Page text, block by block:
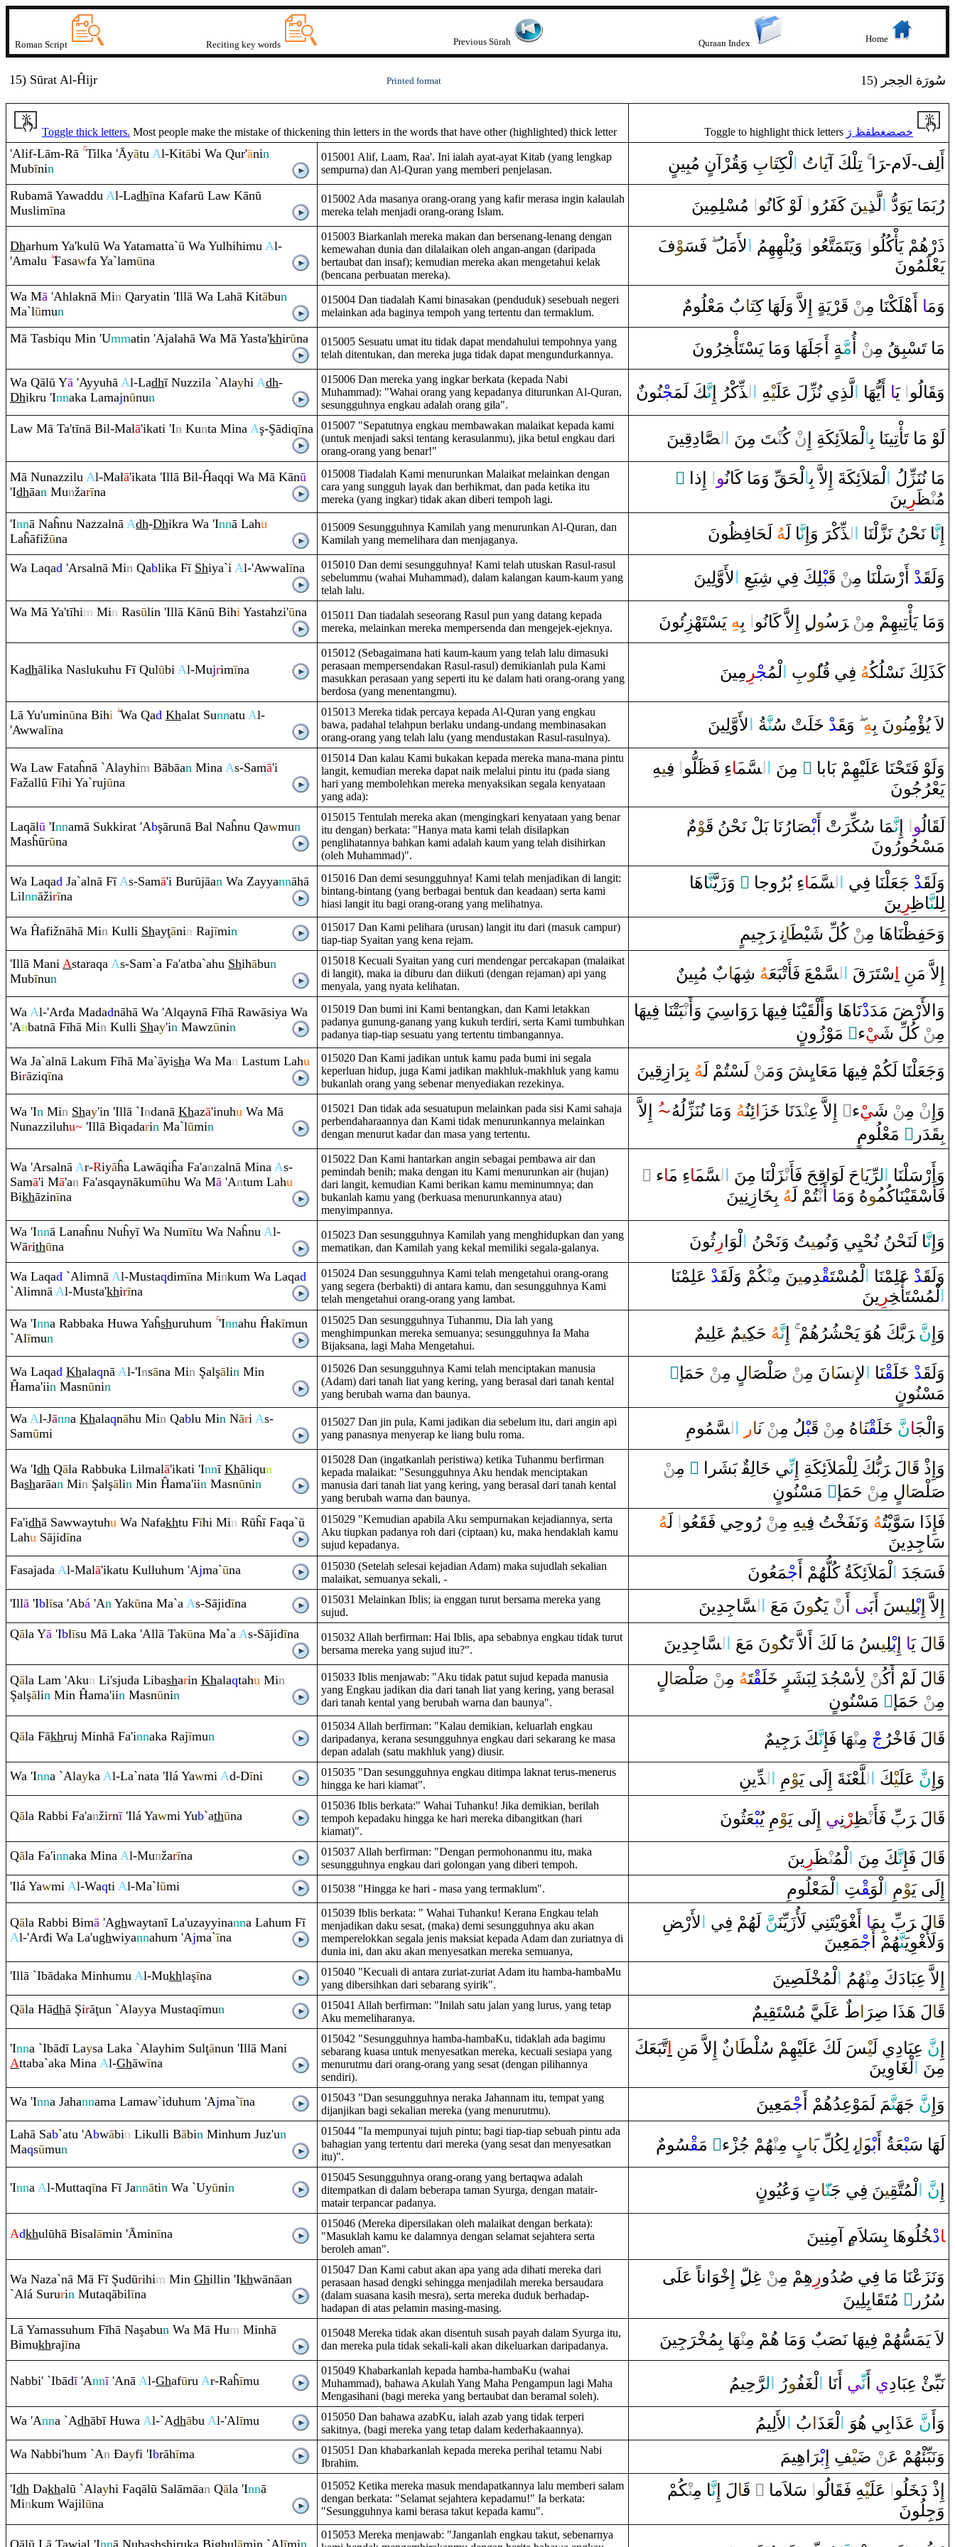
Roman Script Reciting key words Previous Sūrah Quraan Index Home
15) Sūrat Al-Ĥijr Printed format 15) سُورَة الحِجر
Toggle thick letters. Most people make the mistake of thickening thin letters in the words that have other (highlighted) thick letter Toggle to highlight thick letters خصضغطقظ رَ
'Alif-Lām-Rā Tilka 'Āyātu Al-Kitābi Wa Qur'ānin
Mubīnin
015001 Alif, Laam, Raa'. Ini ialah ayat-ayat Kitab (yang lengkap
sempurna) dan Al-Quran yang memberi penjelasan.
أَلِف-لَام-‍رَ ‌ا‌ تِلْكَ ‌آي‍‍َ‍اتُ لْكِت‍‍َ‍ابِ ‌وَ‍قُ‍‍رْ‌آن ‌ مُبِينٍ
Rubamā Yawaddu Al-Ladhīna Kafarū Law Kānū
Muslimīna
015002 Ada masanya orang-orang yang kafir merasa ingin kalaulah
mereka telah menjadi orang-orang Islam.
رُبَمَا‌ يَوَ‌دُّ‌ لَّذ‍ِ‍ي‍‍نَ كَفَرُ‌و ‌ لَوْ‌ كَانُو ‌ مُسْلِمِينَ
Dharhum Ya'kulū Wa Yatamatta`ū Wa Yulhihimu Al-
'Amalu Fasawfa Ya`lamūna
015003 Biarkanlah mereka makan dan bersenang-lenang dengan
kemewahan dunia dan dilalaikan oleh angan-angan (daripada
bertaubat dan insaf); kemudian mereka akan mengetahui kelak
(bencana perbuatan mereka).
ذَ‌رْهُمْ يَأْكُلُو ‌ ‌وَيَتَمَتَّعُو ‌ ‌وَيُلْهِهِمُ لأَمَلُ فَسَ‍‍وْفَ
يَعْلَمُونَ
Wa Mā 'Ahlaknā Min Qaryatin 'Illā Wa Lahā Kitābun
Ma`lūmun
015004 Dan tiadalah Kami binasakan (penduduk) sesebuah negeri
melainkan ada baginya tempoh yang tertentu dan termaklum.
وَمَ‍‍ا ‌ ‌أَهْلَكْنَا‌ مِ‍‌‍ن قَ‍‍رْيَة‌ ‌ ‌إِلاَّ‌ ‌وَلَهَا‌ كِت‍‍َ‍اب ‌ مَعْلُومٌ
Mā Tasbiqu Min 'Ummatin 'Ajalahā Wa Mā Yasta'khirūna
015005 Sesuatu umat itu tidak dapat mendahului tempohnya yang
telah ditentukan, dan mereka juga tidak dapat mengundurkannya.
مَا‌ تَسْبِ‍‍قُ مِ‍‌‍ن مَّ‍‍ةٍ ‌أَجَلَهَا‌ ‌وَمَا‌ يَسْتَأْ‍خِ‍‍رُ‌ونَ
Wa Qālū Yā 'Ayyuhā Al-Ladhī Nuzzila `Alayhi Adh-
Dhikru 'Innaka Lamajnūnun
015006 Dan mereka yang ingkar berkata (kepada Nabi
Muhammad): "Wahai orang yang kepadanya diturunkan Al-Quran,
sesungguhnya engkau adalah orang gila".
وَ‍قَ‍‍الُو ‌ يَ‍‍ا ‌ ‌أَيُّهَا‌ لَّذِي نُزِّلَ عَلَ‍‍يْ‍‍هِ ل‍‍ذِّكْرُ‌ ‌إِنَّ‍‍كَ لَمَ‍‍جْ‍‍نُونٌ
Law Mā Ta'tīnā Bil-Malā'ikati 'In Kunta Mina Aş-Şādiqīna
015007 "Sepatutnya engkau membawakan malaikat kepada kami
(untuk menjadi saksi tentang kerasulanmu), jika betul engkau dari
orang-orang yang benar!"
لَوْ‌ مَا‌ تَأْتِينَا‌ بِ‍الْمَلاَئِكَةِ ‌إِ‌ ن ْ كُ‍‌‍نْ‍‍تَ مِنَ ل‍‍صَّ‍‍ا‌دِقِ‍‍ينَ
Mā Nunazzilu Al-Malā'ikata 'Illā Bil-Ĥaqqi Wa Mā Kānū
'Idhāan Munžarīna
015008 Tiadalah Kami menurunkan Malaikat melainkan dengan
cara yang sungguh layak dan berhikmat, dan pada ketika itu
mereka (yang ingkar) tidak akan diberi tempoh lagi.
مَا‌ نُنَزِّلُ لْمَلاَئِكَةَ ‌إِلاَّ‌ بِ‍الْحَ‍‍قِّ ‌وَمَا‌ كَانُ‍‍و ‌ ‌إِ‌ذ‌ا ‌ ً
مُ‍‌‍نْ‍‍ظَ‍‍ر ِينَ
'Innā Naĥnu Nazzalnā Adh-Dhikra Wa 'Innā Lahu
Laĥāfižūna
015009 Sesungguhnya Kamilah yang menurunkan Al-Quran, dan
Kamilah yang memelihara dan menjaganya.
إِنَّ‍‍ا‌ نَحْنُ نَزَّلْنَا‌ ل‍‍ذِّكْ‍رَ ‌ ‌وَ‌إِنَّ‍‍ا‌ لَ‍‍هُ لَحَافِ‍‍ظُ‍‍ونَ
Wa Laqad 'Arsalnā Min Qablika Fī Shiya`i Al-'Awwalīna
015010 Dan demi sesungguhnya! Kami telah utuskan Rasul-rasul
sebelummu (wahai Muhammad), dalam kalangan kaum-kaum yang
telah lalu.
وَلَ‍قَ‍‍د ْ‌ ‌أَ‌رْسَلْنَا‌ مِ‍‌‍ن قَ‍‍بْ‍‍لِكَ فِي شِيَعِ لأَ‌وَّلِينَ
Wa Mā Ya'tīhim Min Rasūlin 'Illā Kānū Bihi Yastahzi'ūna
015011 Dan tiadalah seseorang Rasul pun yang datang kepada
mereka, melainkan mereka mempersenda dan mengejek-ejeknya.
وَمَا‌ يَأْتِيهِمْ مِ‍‌‍ن ْ ‌‍رَس‍‍ُ‍ول‌ ‌ ‌إِلاَّ‌ كَانُو ‌ بِ‍‍هِ يَسْتَهْزِئ‍‍ونَ
Kadhālika Naslukuhu Fī Qulūbi Al-Mujrimīna
015012 (Sebagaimana hati kaum-kaum yang telah lalu dimasuki
perasaan mempersendakan Rasul-rasul) demikianlah pula Kami
masukkan perasaan yang seperti itu ke dalam hati orang-orang yang
berdosa (yang menentangmu).
كَذَلِكَ نَسْلُكُ‍‍هُ فِي قُ‍‍ل‍‍ُ‍وبِ لْمُ‍‍جْ‍‍ر ِمِينَ
Lā Yu'uminūna Bihi Wa Qad Khalat Sunnatu Al-
'Awwalīna
015013 Mereka tidak percaya kepada Al-Quran yang engkau
bawa, padahal telahpun berlaku undang-undang membinasakan
orang-orang yang telah lalu (yang mendustakan Rasul-rasulnya).
لاَ‌ يُؤْمِن‍‍ُ‍ونَ بِ‍‍هِ ‌وَ‍قَ‍‍د خَ‍‍لَتْ سُ‍‍نَّ‍‍ةُ لأَ‌وَّلِينَ
Wa Law Fataĥnā `Alayhim Bābāan Mina As-Samā'i
Fažallū Fīhi Ya`rujūna
015014 Dan kalau Kami bukakan kepada mereka mana-mana pintu
langit, kemudian mereka dapat naik melalui pintu itu (pada siang
hari yang membolehkan mereka menyaksikan segala kenyataan
yang ada):
وَلَوْ‌ فَتَحْنَا‌ عَلَيْهِمْ بَابا ‌ ً ‌ مِنَ ل‍‍سَّم‍‍َ‍ا‌ءِ‌ فَ‍‍ظَ‍‍لُّو ‌ ف‍‍ِ‍ي‍‍هِ
يَعْرُجُونَ
Laqālū 'Innamā Sukkirat 'Abşārunā Bal Naĥnu Qawmun
Masĥūrūna
015015 Tentulah mereka akan (mengingkari kenyataan yang benar
itu dengan) berkata: "Hanya mata kami telah disilapkan
penglihatannya bahkan kami adalah kaum yang telah disihirkan
(oleh Muhammad)".
لَ‍قَ‍‍الُ‍‍و ‌ ‌إِنَّ‍‍مَا‌ سُكِّ‍رَ تْ ‌أَبْ‍‍صَ‍‍ا‌رُنَا‌ بَلْ نَحْنُ قَ‍‍وْم
مَسْحُو‌رُ‌ونَ
Wa Laqad Ja`alnā FīAs-Samā'i Burūjāan Wa Zayyannāhā
Lilnnāžirīna
015016 Dan demi sesungguhnya! Kami telah menjadikan di langit:
bintang-bintang (yang berbagai bentuk dan keadaan) serta kami
hiasi langit itu bagi orang-orang yang melihatnya.
وَلَ‍قَ‍‍د ْ‌ جَعَلْنَا‌ فِي ل‍‍سَّم‍‍َ‍ا‌ءِ‌ بُرُ‌وجا ‌ ً ‌ ‌وَ‌زَيَّ‍‍نَّ‍‍اهَا‌
لِل‍‍نَّ‍‍اظِ‍‍ر ِينَ
Wa Ĥafižnāhā Min Kulli Shayţānin Rajīmin
015017 Dan Kami pelihara (urusan) langit itu dari (masuk campur)
tiap-tiap Syaitan yang kena rejam.
وَحَفِ‍‍ظْ‍‍نَاهَا‌ مِ‍‌‍ن ْ كُلِّ شَيْ‍‍طَ‍‍ان‌ ‌‍رَ جِيمٍ
'Illā Mani Astaraqa As-Sam`a Fa'atba`ahu Shihābun
Mubīnun
015018 Kecuali Syaitan yang curi mendengar percakapan (malaikat
di langit), maka ia diburu dan diikuti (dengan rejaman) api yang
menyala, yang nyata kelihatan.
إِلاَّ‌ مَنِ سْتَ‍رَ قَ ل‍‍سَّمْعَ فَأَتْبَعَ‍‍هُ شِه‍‍َ‍اب ‌ مُبِينٌ
Wa Al-'Arđa Madadnāhā Wa 'Alqaynā Fīhā Rawāsiya Wa
'Anbatnā Fīhā Min Kulli Shay'in Mawzūnin
015019 Dan bumi ini Kami bentangkan, dan Kami letakkan
padanya gunung-ganang yang kukuh terdiri, serta Kami tumbuhkan
padanya tiap-tiap sesuatu yang tertentu timbangannya.
وَ‌الأَ‌رْ‍ضَ مَدَ‌دْنَاهَا‌ ‌وَ‌أَلْ‍‍قَ‍‍يْنَا‌ فِيهَا‌ ‌‍رَ ‌وَ‌اسِيَ ‌وَ‌أَ‌ نْ‍‍بَتْنَا‌ فِيهَا‌
مِ‍‌‍ن ْ كُلِّ شَ‍‍يْء‌ٍ ‌ مَوْ‌زُ‌ونٍ
Wa Ja`alnā Lakum Fīhā Ma`āyisha Wa Man Lastum Lahu
Birāziqīna
015020 Dan Kami jadikan untuk kamu pada bumi ini segala
keperluan hidup, juga Kami jadikan makhluk-makhluk yang kamu
bukanlah orang yang sebenar menyediakan rezekinya.
وَجَعَلْنَا‌ لَكُمْ فِيهَا‌ مَعَايِشَ ‌وَمَ‍‌‍ن ْ لَسْتُمْ لَ‍‍هُ بِ‍رَ ‌ا‌زِ قِ‍‍ينَ
Wa 'In Min Shay'in 'Illā `Indanā Khazā'inuhu Wa Mā
Nunazziluhu~ 'Illā Biqadarin Ma`lūmin
015021 Dan tidak ada sesuatupun melainkan pada sisi Kami sahaja
perbendaharaannya dan Kami tidak menurunkannya melainkan
dengan menurut kadar dan masa yang tertentu.
وَ‌إِ‌ ن ْ مِ‍‌‍ن ْ شَ‍‍يْء‌‌ٍ ‌ ‌إِلاَّ‌ عِ‍‌‍نْ‍‍دَنَا‌ خَ‍‍ز ئِنُ‍‍هُ ‌وَمَا‌ نُنَزِّلُهُ~ ُ ‌إِلاَّ‌
بِ‍‍قَ‍‍دَ‌ر ‌ٍ ‌ مَعْلُومٍ
Wa 'Arsalnā Ar-Riyāĥa Lawāqiĥa Fa'anzalnā Mina As-
Samā'i Mā'an Fa'asqaynākumūhu Wa Mā 'Antum Lahu
Bikhāzinīna
015022 Dan Kami hantarkan angin sebagai pembawa air dan
pemindah benih; maka dengan itu Kami menurunkan air (hujan)
dari langit, kemudian Kami berikan kamu meminumnya; dan
bukanlah kamu yang (berkuasa menurunkannya atau)
menyimpannya.
وَ‌أَ‌رْسَلْنَا‌ ل‍‍رِّي‍‍َ‍احَ لَوَ‌ا قِ‍‍حَ فَأَ‌نْ‍‍زَلْنَا‌ مِنَ ل‍‍سَّم‍‍َ‍ا‌ءِ‌ م‍‍َ‍ا‌ء‌ ‌ ً
فَأَسْ‍‍قَ‍‍يْنَاكُم‍‍ُ‍وهُ ‌وَمَ‍‍ا نْ‍‍تُمْ لَ‍‍هُ بِ‍‍خَ‍‍ا‌زِنِينَ
Wa 'Innā Lanaĥnu Nuĥyī Wa Numītu Wa Naĥnu Al-
Wārithūna
015023 Dan sesungguhnya Kamilah yang menghidupkan dan yang
mematikan, dan Kamilah yang kekal memiliki segala-galanya.
وَ‌إِنَّ‍‍ا‌ لَنَحْنُ نُحْيِي ‌وَنُم‍‍ِ‍ي‍‍تُ ‌وَنَحْنُ لْوَ‌ا ‌رِثُونَ
Wa Laqad `Alimnā Al-Mustaqdimīna Minkum Wa Laqad
`Alimnā Al-Musta'khirīna
015024 Dan sesungguhnya Kami telah mengetahui orang-orang
yang segera (berbakti) di antara kamu, dan sesungguhnya Kami
telah mengetahui orang-orang yang lambat.
وَلَ‍قَ‍‍د ْ‌ عَلِمْنَا‌ لْمُسْتَ‍‍قْ‍‍دِم‍‍ِ‍ي‍‍نَ مِ‍‌‍نْ‍‍كُمْ ‌وَلَ‍‍قَ‍‍د ْ‌ عَلِمْنَا‌
لْمُسْتَأْ‍خِ‍‍ر ِينَ
Wa 'Inna Rabbaka Huwa Yaĥshuruhum 'Innahu Ĥakīmun
`Alīmun
015025 Dan sesungguhnya Tuhanmu, Dia lah yang
menghimpunkan mereka semuanya; sesungguhnya Ia Maha
Bijaksana, lagi Maha Mengetahui.
وَ‌إِ نّ َ ‌‍رَبَّكَ هُوَ‌ يَحْشُرُهُمْ ‌إِنَّ‍‍هُ حَك‍‍ِ‍ي‍‍مٌ عَلِيمٌ
Wa Laqad Khalaqnā Al-'Insāna Min Şalşālin Min
Ĥama'iin Masnūnin
015026 Dan sesungguhnya Kami telah menciptakan manusia
(Adam) dari tanah liat yang kering, yang berasal dari tanah kental
yang berubah warna dan baunya.
وَلَ‍قَ‍‍د خَ‍‍لَ‍‍قْ‍‍نَا‌ لإِ‌ن‍‍س‍‍َ‍انَ مِ‍‌‍ن صَ‍‍لْ‍‍صَ‍‍ال ‌ مِ‍‌‍ن ْ حَمَإ‌ٍ
مَسْنُونٍ
Wa Al-Jānna Khalaqnāhu Min Qablu Min Nāri As-
Samūmi
015027 Dan jin pula, Kami jadikan dia sebelum itu, dari angin api
yang panasnya menyerap ke liang bulu roma.
وَ‌الْج‍‍َ‍انّ خَ‍‍لَ‍‍قْ‍‍ن‍‍َ‍اهُ مِ‍‌‍ن قَ‍‍بْ‍‍لُ مِ‍‌‍نْ ن‍‍َ‍ا‌ر ل‍‍سَّمُومِ
Wa 'Idh Qāla Rabbuka Lilmalā'ikati 'Innī Khāliqun
Basharāan Min Şalşālin Min Ĥama'iin Masnūnin
015028 Dan (ingatkanlah peristiwa) ketika Tuhanmu berfirman
kepada malaikat: "Sesungguhnya Aku hendak menciptakan
manusia dari tanah liat yang kering, yang berasal dari tanah kental
yang berubah warna dan baunya.
وَ‌إِ‌ذْ‌ قَ‍‍الَ ‌‍رَبُّكَ لِلْمَلاَئِكَةِ ‌إِنِّ‍‍ي خَ‍‍الِ‍‍ق‍‌ بَشَر‌ا ‌ ً ‌ مِ‍‌‍ن
صَ‍‍لْ‍‍صَ‍‍ال ‌ مِ‍‌‍ن ْ حَمَإ‌ٍ ‌ مَسْنُونٍ
Fa'idhā Sawwaytuhu Wa Nafakhtu Fīhi Min Rūĥī Faqa`ū
Lahu Sājidīna
015029 "Kemudian apabila Aku sempurnakan kejadiannya, serta
Aku tiupkan padanya roh dari (ciptaan) ku, maka hendaklah kamu
sujud kepadanya.
فَإِ‌ذَ‌ا‌ سَوَّيْتُ‍‍هُ ‌وَنَفَ‍‍خْ‍‍تُ ف‍‍ِ‍ي‍‍هِ مِ‍‌‍ن ْ ‌رُ‌وحِي فَ‍‍قَ‍‍عُو ‌ لَ‍‍هُ
سَاجِدِينَ
Fasajada Al-Malā'ikatu Kulluhum 'Ajma`ūna
015030 (Setelah selesai kejadian Adam) maka sujudlah sekalian
malaikat, semuanya sekali, -
فَسَجَدَ‌ لْمَلاَئِكَةُ كُلُّهُمْ ‌أَ جْ‍‍مَعُونَ
'Illā 'Iblīsa 'Abá 'An Yakūna Ma`a As-Sājidīna
015031 Melainkan Iblis; ia enggan turut bersama mereka yang
sujud.
إِلاَّ‌ ‌إِبْ‍‍ل‍‍ِ‍ي‍‍سَ ‌أَبَ‍‍ى ن ْ يَك‍‍ُ‍ونَ مَعَ ل‍‍سَّاجِدِينَ
Qāla Yā 'Iblīsu Mā Laka 'Allā Takūna Ma`a As-Sājidīna
015032 Allah berfirman: Hai Iblis, apa sebabnya engkau tidak turut
bersama mereka yang sujud itu?".
قَ‍‍الَ يَ‍‍ا ‌ ‌إِبْ‍‍ل‍‍ِ‍ي‍‍سُ مَا‌ لَكَ ‌أَلاَّ‌ تَك‍‍ُ‍ونَ مَعَ ل‍‍سَّاجِدِينَ
Qāla Lam 'Akun Li'sjuda Libasharin Khalaqtahu Min
Şalşālin Min Ĥama'iin Masnūnin
015033 Iblis menjawab: "Aku tidak patut sujud kepada manusia
yang Engkau jadikan dia dari tanah liat yang kering, yang berasal
dari tanah kental yang berubah warna dan baunya".
قَ‍‍الَ لَمْ ‌أَكُ‍‌‍ن ْ لِأسْجُدَ‌ لِبَشَرٍ‌ خَ‍‍لَ‍‍قْ‍‍تَ‍‍هُ مِ‍‌‍ن صَ‍‍لْ‍‍صَ‍‍ال
مِ‍‌‍ن ْ حَمَإ‌ٍ ‌ مَسْنُونٍ
Qāla Fākhruj Minhā Fa'innaka Rajīmun
015034 Allah berfirman: "Kalau demikian, keluarlah engkau
daripadanya, kerana sesungguhnya engkau dari sekarang ke masa
depan adalah (satu makhluk yang) diusir.
قَ‍‍الَ فَاخْ‍‍رُ ج ْ مِ‍‌‍نْ‍‍هَا‌ فَإِنَّ‍‍كَ ‌‍رَ جِيمٌ
Wa 'Inna `Alayka Al-La`nata 'Ilá Yawmi Ad-Dīni
015035 "Dan sesungguhnya engkau ditimpa laknat terus-menerus
hingga ke hari kiamat".
وَ‌إِ نّ َ عَلَ‍‍يْ‍‍كَ ل‍‍لَّعْنَةَ ‌إِلَى‌ يَ‍‍وْمِ ل‍‍دِّينِ
Qāla Rabbi Fa'anžirnī'Ilá Yawmi Yub`athūna
015036 Iblis berkata:" Wahai Tuhanku! Jika demikian, berilah
tempoh kepadaku hingga ke hari mereka dibangitkan (hari
kiamat)".
قَ‍‍الَ ‌‍رَ بِّ فَأَ‌نْ‍‍ظِ‍‍ر ْنِ‍‍ي ‌إِلَى‌ يَ‍‍وْمِ يُ‍‍بْ‍‍عَثُونَ
Qāla Fa'innaka Mina Al-Munžarīna
015037 Allah berfirman: "Dengan permohonanmu itu, maka
sesungguhnya engkau dari golongan yang diberi tempoh.
قَ‍‍الَ فَإِنَّ‍‍كَ مِنَ لْمُ‍‌‍نْ‍‍ظَ‍‍ر ِينَ
'Ilá Yawmi Al-Waqti Al-Ma`lūmi 015038 "Hingga ke hari - masa yang termaklum". إِلَى‌ يَ‍‍وْمِ لْوَ‍قْ‍‍تِ لْمَعْلُومِ
Qāla Rabbi Bimā 'Aghwaytanī La'uzayyinanna Lahum Fī
Al-'Arđi Wa La'ughwiyannahum 'Ajma`īna
015039 Iblis berkata: " Wahai Tuhanku! Kerana Engkau telah
menjadikan daku sesat, (maka) demi sesungguhnya aku akan
memperelokkan segala jenis maksiat kepada Adam dan zuriatnya di
dunia ini, dan aku akan menyesatkan mereka semuanya,
قَ‍‍الَ ‌‍رَ بِّ بِمَ‍‍ا ‍غْ‍‍وَيْتَنِي لَأُ‌زَيِّنَ‍‍نّ َ لَهُمْ فِي لأَ‌رْ‍ضِ
‌وَلَأُ‍غْ‍‍وِيَ‍‍نَّ‍‍هُمْ ‌أَ جْ‍‍مَعِينَ
'Illā `Ibādaka Minhumu Al-Mukhlaşīna
015040 "Kecuali di antara zuriat-zuriat Adam itu hamba-hambaMu
yang dibersihkan dari sebarang syirik".
إِلاَّ‌ عِبَا‌دَكَ مِ‍‌‍نْ‍‍هُمُ لْمُ‍‍خْ‍‍لَ‍‍صِ‍‍ينَ
Qāla Hādhā Şirāţun `Alayya Mustaqīmun
015041 Allah berfirman: "Inilah satu jalan yang lurus, yang tetap
Aku memeliharanya.
قَ‍‍الَ هَذَ‌ا‌ صِ‍رَ طٌ عَلَيَّ مُسْتَ‍‍قِ‍‍يمٌ
'Inna `Ibādī Laysa Laka `Alayhim Sulţānun 'Illā Mani
Attaba`aka Mina Al-Ghāwīna
015042 "Sesungguhnya hamba-hambaKu, tidaklah ada bagimu
sebarang kuasa untuk menyesatkan mereka, kecuali sesiapa yang
menurutmu dari orang-orang yang sesat (dengan pilihannya
sendiri).
نّ َ عِبَا‌دِي لَ‍‍يْ‍‍سَ لَكَ عَلَيْهِمْ سُلْ‍‍طَ‍‍ان‌ ‌ ‌إِلاَّ‌ مَنِ ‌اتَّبَعَكَ
مِنَ
لْ‍‍غَ‍‍ا‌وِينَ
Wa 'Inna Jahannama Lamaw`iduhum 'Ajma`īna
015043 "Dan sesungguhnya neraka Jahannam itu, tempat yang
dijanjikan bagi sekalian mereka (yang menurutmu).
وَ‌إِ نّ َ جَهَ‍‍نَّ‍‍مَ لَمَوْعِدُهُمْ ‌أَ جْ‍‍مَعِينَ
Lahā Sab`atu 'Abwābin Likulli Bābin Minhum Juz'un
Maqsūmun
015044 "Ia mempunyai tujuh pintu; bagi tiap-tiap sebuah pintu ada
bahagian yang tertentu dari mereka (yang sesat dan menyesatkan
itu)".
لَهَا‌ سَ‍‍بْ‍‍عَةُ ‌أَبْ‍‍و ب‌ لِكُلِّ ب‍‍َ‍اب ‌ مِ‍‌‍نْ‍‍هُمْ جُزْ‌ء‌ٌ ‌ مَ‍‍قْ‍‍سُومٌ
'Inna Al-Muttaqīna Fī Jannātin Wa `Uyūnin
015045 Sesungguhnya orang-orang yang bertaqwa adalah
ditempatkan di dalam beberapa taman Syurga, dengan matair-
matair terpancar padanya.
نّ لْمُتَّ‍‍قِ‍‍ي‍‍نَ فِي جَ‍‍نّ‍‍َ‍ات ‌ ‌وَعُيُونٍ
Adkhulūhā Bisalāmin 'Āminīna
015046 (Mereka dipersilakan oleh malaikat dengan berkata):
"Masuklah kamu ke dalamnya dengan selamat sejahtera serta
beroleh aman".
‍ا‌د‍خُ‍‍لُوهَا‌ بِسَلاَم‌ ‌ ‌آمِنِينَ
Wa Naza`nā Mā Fī Şudūrihim Min Ghillin 'Ikhwānāan
`Alá Sururin Mutaqābilīna
015047 Dan Kami cabut akan apa yang ada dihati mereka dari
perasaan hasad dengki sehingga menjadilah mereka bersaudara
(dalam suasana kasih mesra), serta mereka duduk berhadap-
hadapan di atas pelamin masing-masing.
وَنَزَعْنَا‌ مَا‌ فِي صُ‍‍دُ‌و‌ر ِهِمْ مِ‍‌‍ن غِ‍‍لّ‌ خْ‍‍وَ‌اناً‌ عَلَى‌
سُرُ‌ر ‌ٍ ‌ مُتَ‍‍قَ‍‍ابِلِينَ
Lā Yamassuhum Fīhā Naşabun Wa Mā Hum Minhā
Bimukhrajīna
015048 Mereka tidak akan disentuh susah payah dalam Syurga itu,
dan mereka pula tidak sekali-kali akan dikeluarkan daripadanya.
لاَ‌ يَمَسُّهُمْ فِيهَا‌ نَ‍‍صَ‍‍ب ‌ ‌وَمَا‌ هُمْ مِ‍‌‍نْ‍‍هَا‌ بِمُ‍‍خْ‍رَ جِينَ
Nabbi' `Ibādī'Annī'Anā Al-Ghafūru Ar-Raĥīmu
015049 Khabarkanlah kepada hamba-hambaKu (wahai
Muhammad), bahawa Akulah Yang Maha Pengampun lagi Maha
Mengasihani (bagi mereka yang bertaubat dan beramal soleh).
نَبِّئْ عِبَا‌دِي ‌أَنِّ‍‍ي ‌أَنَا‌ لْ‍‍غَ‍‍ف‍‍ُ‍و‌رُ‌ ل‍رَّ حِيمُ
Wa 'Anna `Adhābī Huwa Al-`Adhābu Al-'Alīmu
015050 Dan bahawa azabKu, ialah azab yang tidak terperi
sakitnya, (bagi mereka yang tetap dalam kederhakaannya).
وَ‌أَ نّ َ عَذَ‌ابِي هُوَ‌ لْعَذ بُ لأَلِيمُ
Wa Nabbi'hum `An Đayfi 'Ibrāhīma
015051 Dan khabarkanlah kepada mereka perihal tetamu Nabi
Ibrahim.
وَنَبِّئْهُمْ عَ‍‌‍ن ضَ‍‍يْ‍‍فِ ‌إِبْ‍رَ ‌اهِيمَ
'Idh Dakhalū `Alayhi Faqālū Salāmāan Qāla 'Innā
Minkum Wajilūna
015052 Ketika mereka masuk mendapatkannya lalu memberi salam
dengan berkata: "Selamat sejahtera kepadamu!" Ia berkata:
"Sesungguhnya kami berasa takut kepada kamu".
إِ‌ذْ‌ ‌دَ‍خَ‍‍لُو ‌ عَلَ‍‍يْ‍‍هِ فَ‍‍قَ‍‍الُو ‌ سَلاَما‌ ‌ ً قَ‍‍الَ ‌إِنَّ‍‍ا‌ مِ‍‌‍نْ‍‍كُمْ
‌وَجِلُونَ
Qālū Lā Tawjal 'Innā Nubashshiruka Bighulāmin `Alīmin
015053 Mereka menjawab: "Janganlah engkau takut, sebenarnya